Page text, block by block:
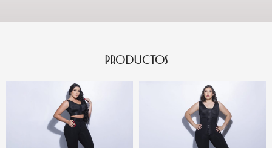
PRODUCTOS